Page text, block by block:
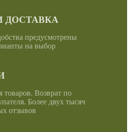
ДОСТАВКА
предусмотрены
на выбор
товаров. Возврат по
Более двух тысяч
отзывов